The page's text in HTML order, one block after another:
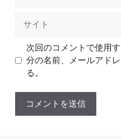
次回のコメントで使用
分の名前、メールアド
る。